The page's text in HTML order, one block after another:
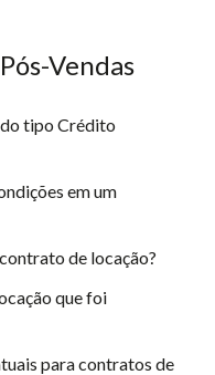
Vendas
tipo Crédito
em um
de locação?
que foi
para contratos de